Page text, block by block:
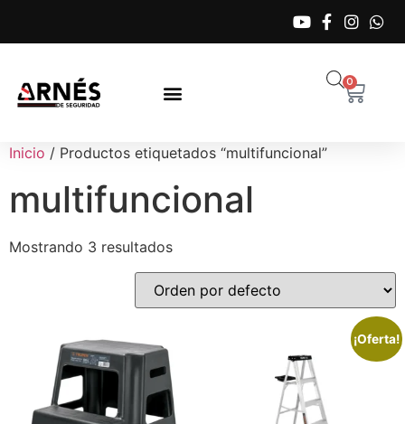
0
Inicio / Productos etiquetados “multifuncional”
multifuncional
Mostrando 3 resultados
¡Oferta!